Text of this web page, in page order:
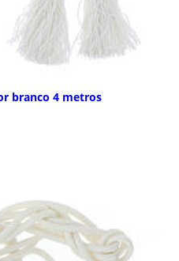
branco 4 metros